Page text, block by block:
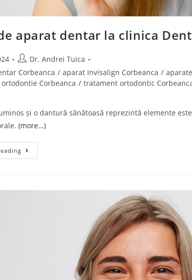
aparat dentar la clinica
Dr. Andrei Tuica
Corbeanca / aparat Invisalign Corbeanca /
ortodontie Corbeanca / tratament ortodontic
și o dantură sănătoasă reprezintă elemente
(more…)